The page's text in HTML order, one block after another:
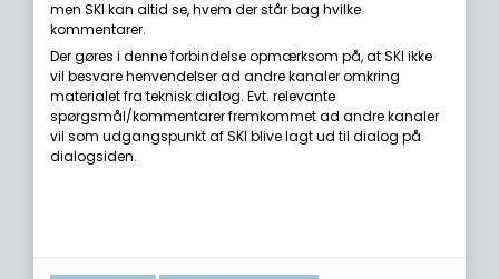
men SKI kan altid se, hvem der står bag hvilke
kommentarer.
Der gøres i denne forbindelse opmærksom på, at SKI ikke
vil besvare henvendelser ad andre kanaler omkring
materialet fra teknisk dialog. Evt. relevante
spørgsmål/kommentarer fremkommet ad andre kanaler
vil som udgangspunkt af SKI blive lagt ud til dialog på
dialogsiden.